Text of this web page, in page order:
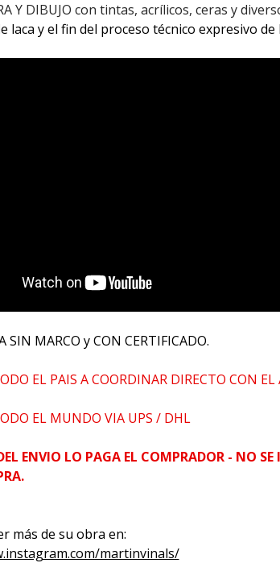
Y DIBUJO con tintas, acrílicos, ceras y
laca y el fin del proceso técnico expresivo de
SIN MARCO y CON CERTIFICADO.
EL PAIS A COORDINAR DIRECTO CON EL
EL MUNDO VIA UPS / DHL
ENVIO LO PAGA EL COMPRADOR - NO SE
más de su obra en:
martinvinals/